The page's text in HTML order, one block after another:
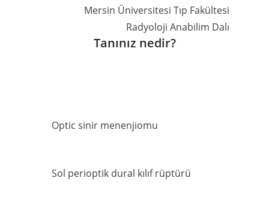
Mersin Üniversitesi Tıp Fakültesi
Radyoloji Anabilim Dalı
Tanınız nedir?
Optic sinir menenjiomu
Sol perioptik dural kılıf rüptürü